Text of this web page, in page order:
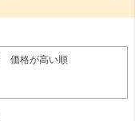
価格が高い順